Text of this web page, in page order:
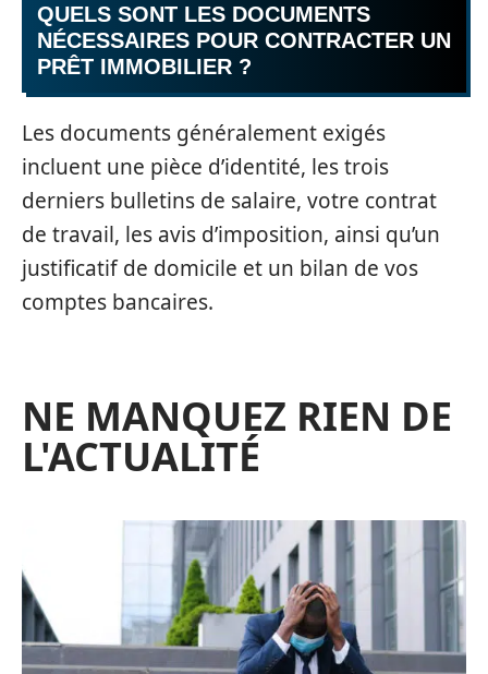
QUELS SONT LES DOCUMENTS
NÉCESSAIRES POUR CONTRACTER UN
PRÊT IMMOBILIER ?
Les documents généralement exigés
incluent une pièce d’identité, les trois
derniers bulletins de salaire, votre contrat
de travail, les avis d’imposition, ainsi qu’un
justificatif de domicile et un bilan de vos
comptes bancaires.
NE MANQUEZ RIEN DE
L'ACTUALITÉ